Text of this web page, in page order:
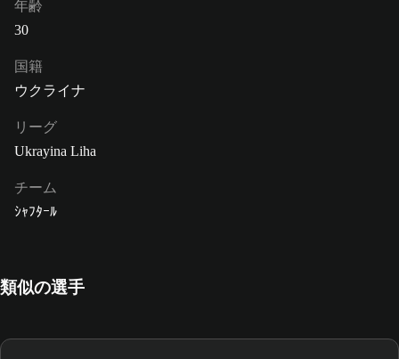
年齢
30
国籍
ウクライナ
リーグ
Ukrayina Liha
チーム
ｼｬﾌﾀｰﾙ
類似の選手